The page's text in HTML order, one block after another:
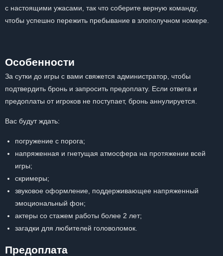
с настоящими ужасами, так что соберите верную команду,
чтобы успешно пережить пребывание в злополучном номере.
Особенности
За сутки до игры с вами свяжется администратор, чтобы
подтвердить бронь и запросить предоплату. Если ответа и
предоплаты от игроков не поступает, бронь аннулируется.
Вас будут ждать:
погружение с порога;
напряженная и гнетущая атмосфера на протяжении всей
игры;
скримеры;
звуковое оформление, поддерживающее напряженный
эмоциональный фон;
актеры со стажем работы более 2 лет;
загадки для любителей головоломок.
Предоплата